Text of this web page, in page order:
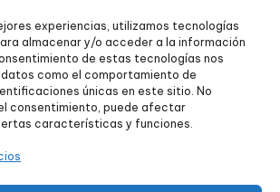
experiencias, utilizamos tecnologías
almacenar y/o acceder a la información
de estas tecnologías nos
como el comportamiento de
únicas en este sitio. No
consentimiento, puede afectar
características y funciones.
Política de privacidad
Política de cookies